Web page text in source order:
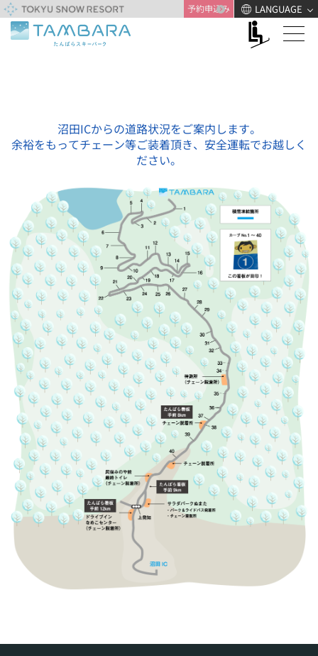
予約申込み LANGUAGE
沼田ICからの道路状況をご案内します。
余裕をもってチェーン等ご装着頂き、安全運転でお越しく
ださい。